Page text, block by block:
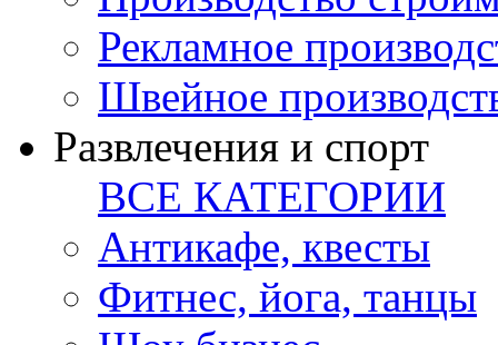
Рекламное
Швейное
Развлечения и спорт
ВСЕ КАТЕГОРИИ
Антикафе, квесты
Фитнес, йога, танцы